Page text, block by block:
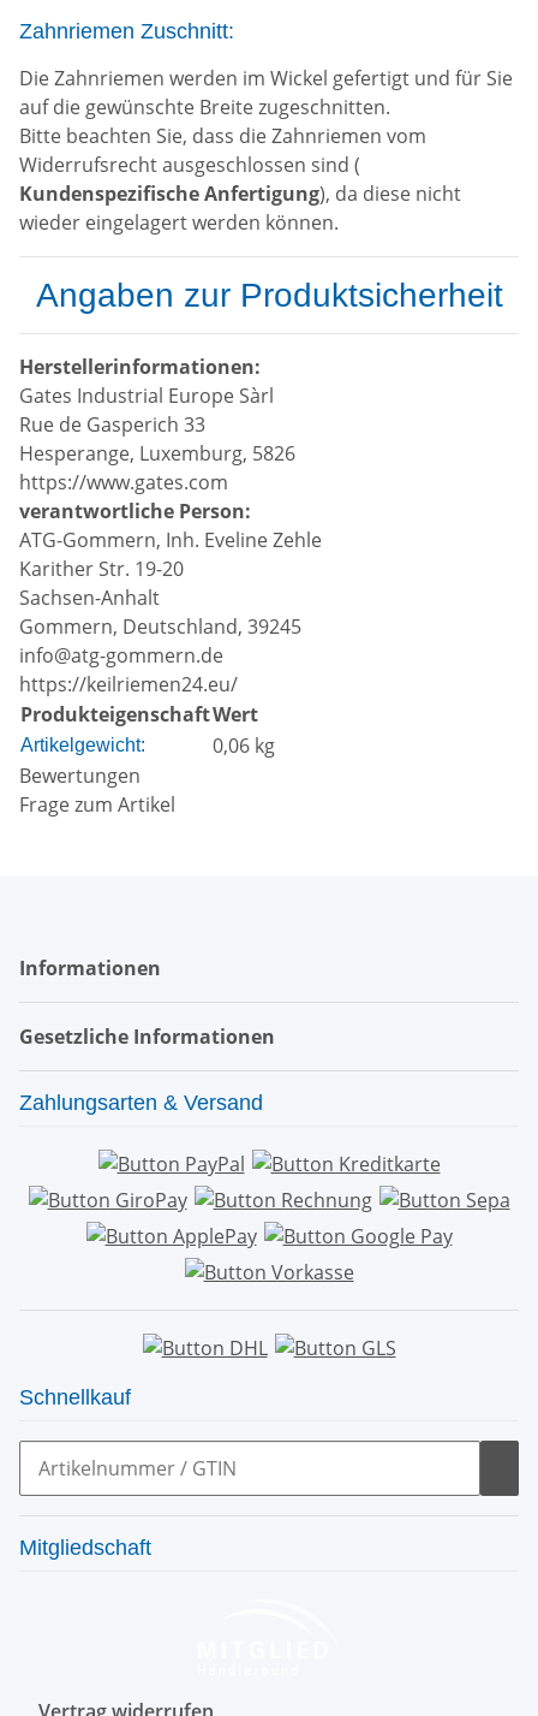
Zahnriemen Zuschnitt:
Die Zahnriemen werden im Wickel gefertigt und für Sie
auf die gewünschte Breite zugeschnitten.
Bitte beachten Sie, dass die Zahnriemen vom
Widerrufsrecht ausgeschlossen sind (
Kundenspezifische Anfertigung), da diese nicht
wieder eingelagert werden können.
Angaben zur Produktsicherheit
Herstellerinformationen:
Gates Industrial Europe Sàrl
Rue de Gasperich 33
Hesperange, Luxemburg, 5826
https://www.gates.com
verantwortliche Person:
ATG-Gommern, Inh. Eveline Zehle
Karither Str. 19-20
Sachsen-Anhalt
Gommern, Deutschland, 39245
info@atg-gommern.de
https://keilriemen24.eu/
ProdukteigenschaftWert
Artikelgewicht: 0,06 kg
Bewertungen
Frage zum Artikel
Informationen
Gesetzliche Informationen
Zahlungsarten & Versand
Schnellkauf
Mitgliedschaft